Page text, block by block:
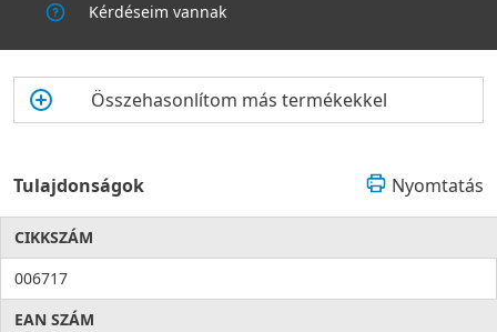
Kérdéseim vannak
Összehasonlítom más termékekkel
Tulajdonságok Nyomtatás
CIKKSZÁM
006717
EAN SZÁM